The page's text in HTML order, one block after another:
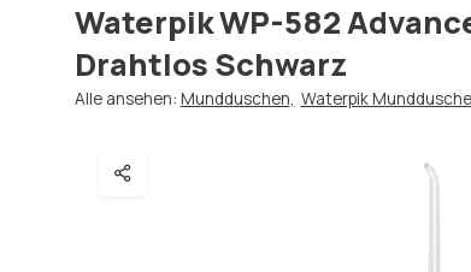
Waterpik WP-582
Drahtlos Schwarz
Alle ansehen: Mundduschen Waterpik